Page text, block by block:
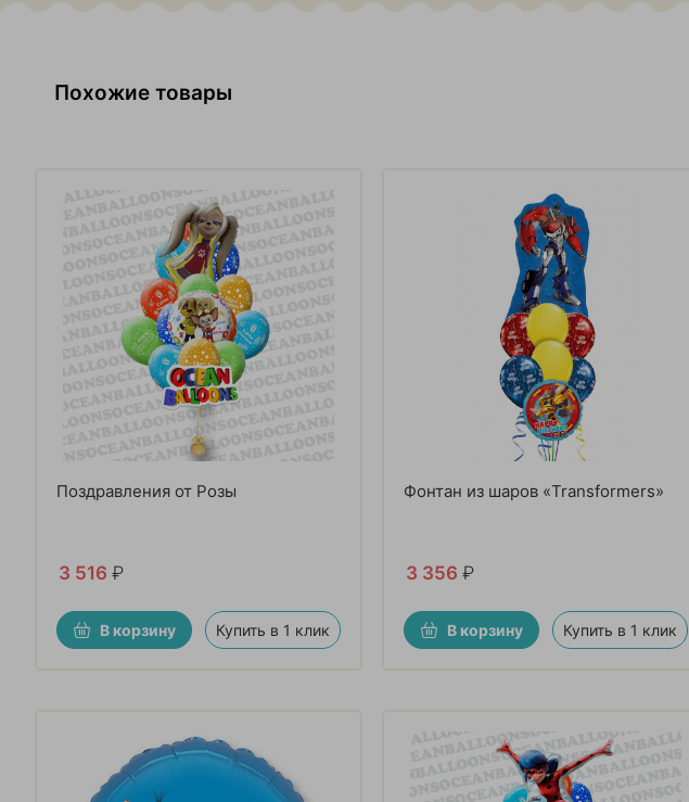
Похожие товары
Поздравления от Розы
3 516 ₽
В корзину Купить в 1 клик
Фонтан из шаров «Transformers»
3 356 ₽
В корзину Купить в 1 клик